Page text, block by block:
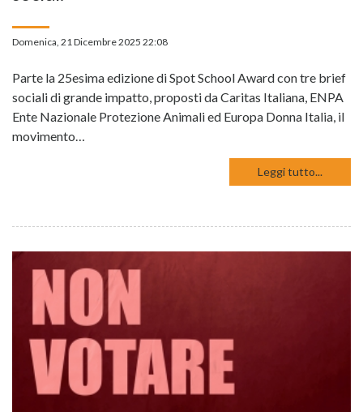
Domenica, 21 Dicembre 2025 22:08
Parte la 25esima edizione di Spot School Award con tre brief
sociali di grande impatto, proposti da Caritas Italiana, ENPA
Ente Nazionale Protezione Animali ed Europa Donna Italia, il
movimento…
Leggi tutto...